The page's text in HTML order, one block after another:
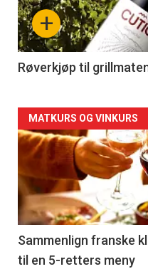
nå
-
4
+
Røverkjøp til
Forsiden
akkurat
nå
-
5
MATKURS OG VINKURS
Sammenlign franske
til en 5-retters meny